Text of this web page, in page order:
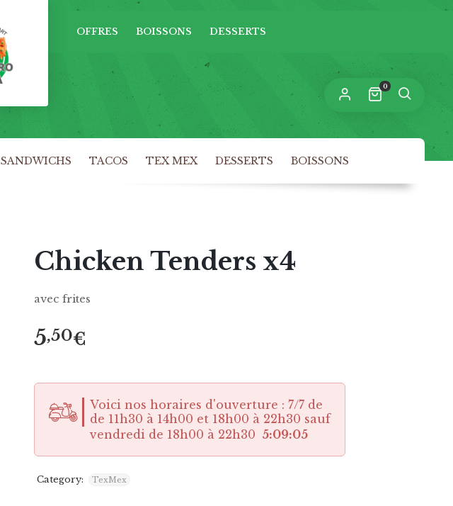
OFFRES BOISSONS DESSERTS
0
mot de passe sera envoyé à votre adresse
e-mail.
Vos données personnelles seront utilisées pour vous
accompagner au cours de votre visite du site web,
gérer l’accès à votre compte, et pour d’autres raisons
SANDWICHS TACOS TEX MEX DESSERTS BOISSONS
Chicken Tenders x4
avec frites
5,50€
Voici nos horaires d'ouverture : 7/7 de
de 11h30 à 14h00 et 18h00 à 22h30 sauf
vendredi de 18h00 à 22h30 5:09:04
Category: TexMex